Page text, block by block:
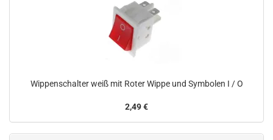
Wippenschalter weiß mit Roter Wippe und Symbolen I / O
2,49 €